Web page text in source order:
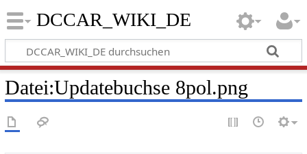
DCCAR_WIKI_DE
Datei:Updatebuchse 8pol.png